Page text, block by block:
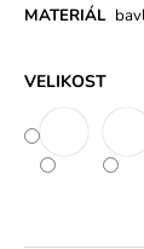
MATERIÁL
VELIKOST